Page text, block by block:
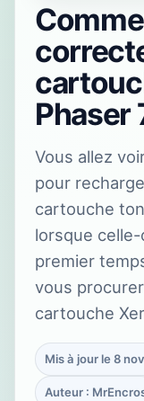
Phaser
Vous allez
pour
cartouche
lorsque
premier
vous
cartouche
Mis à jour le 8
Auteur :